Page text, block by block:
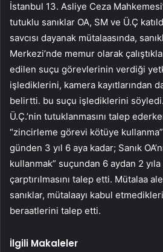
İstanbul 13. Asliye Ceza
tutuklu sanıklar OA, SM ve Ü.Ç
savcısı dayanak mütalaasında,
Merkezi’nde memur olarak
edilen suçu görevlerinin verdiği
işlediklerini, kamera kayıtlarından
belirtti. bu suçu işlediklerini söyledi.
Ü.Ç.’nin tutuklanmasını talep
“zincirleme görevi kötüye
günden 3 yıl 6 aya kadar; Sanık
kullanmak” suçundan 6 aydan 2
çarptırılmasını talep etti. Mütalaa
sanıklar, mütalaayı kabul
beraatlerini talep etti.
İlgili Makaleler